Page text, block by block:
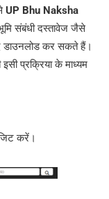
UP Bhu Naksha
संबंधी दस्तावेज जैसे
डाउनलोड कर सकते हैं।
प्रक्रिया के माध्यम
करें।